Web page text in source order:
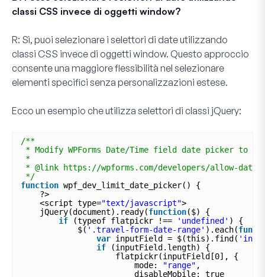
classi CSS invece di oggetti window?
R: Sì, puoi selezionare i selettori di date utilizzando
classi CSS invece di oggetti window. Questo approccio
consente una maggiore flessibilità nel selezionare
elementi specifici senza personalizzazioni estese.
Ecco un esempio che utilizza selettori di classi jQuery:
/**
* Modify WPForms Date/Time field date picker to
*
* @link https://wpforms.com/developers/allow-
*/
function wpf_dev_limit_date_picker() {
?>
<script type="text/javascript">
jQuery(document).ready(function($) {
if
(typeof flatpickr !== 'undefined' ) {
$( '.travel-form-date-range' ).each(
var inputField = $(this).find(
if
(inputField.length) {
flatpickr(inputField[0], {
mode:
"range" ,
disableMobile: true